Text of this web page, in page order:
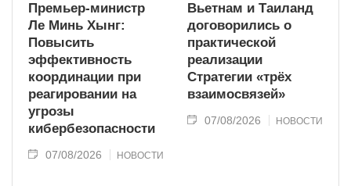
Премьер-министр
Ле Минь Хынг:
Повысить
эффективность
координации при
реагировании на
угрозы
кибербезопасности
07/08/2026 НОВОСТИ
Вьетнам и Таиланд
договорились о
практической
реализации
Стратегии «трёх
взаимосвязей»
07/08/2026 НОВОСТИ